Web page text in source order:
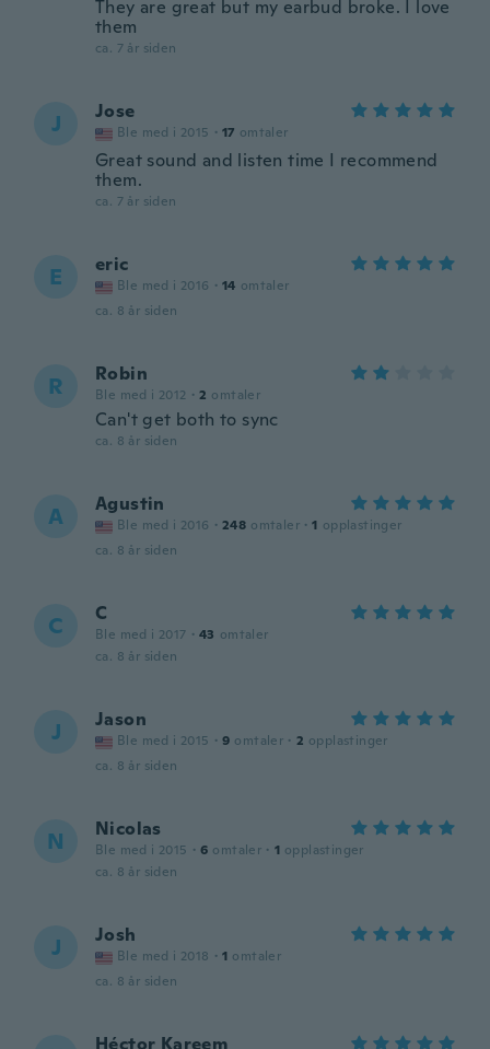
They are great but my earbud broke. I love
them
ca. 7 år siden
J Jose
Ble med i 2015 · 17 omtaler
Great sound and listen time I recommend
them.
ca. 7 år siden
E eric
Ble med i 2016 · 14 omtaler
ca. 8 år siden
R Robin
Ble med i 2012 · 2 omtaler
Can't get both to sync
ca. 8 år siden
A Agustin
Ble med i 2016 · 248 omtaler · 1 opplastinger
ca. 8 år siden
C C
Ble med i 2017 · 43 omtaler
ca. 8 år siden
J Jason
Ble med i 2015 · 9 omtaler · 2 opplastinger
ca. 8 år siden
N Nicolas
Ble med i 2015 · 6 omtaler · 1 opplastinger
ca. 8 år siden
J Josh
Ble med i 2018 · 1 omtaler
ca. 8 år siden
Héctor Kareem